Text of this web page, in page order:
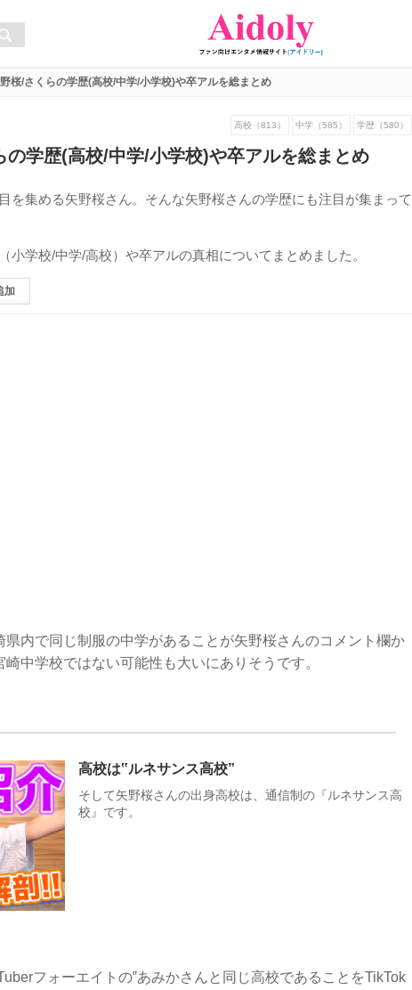
桜/さくらの学歴(高校/中学/小学校)や卒アルを総まとめ
高校（813） 中学（585） 学歴（580）
の学歴(高校/中学/小学校)や卒アルを総まとめ
を集める矢野桜さん。そんな矢野桜さんの学歴にも注目が集まって
小学校/中学/高校）や卒アルの真相についてまとめました。
加
内で同じ制服の中学があることが矢野桜さんのコメント欄か
中学校ではない可能性も大いにありそうです。
高校は‟ルネサンス高校”
そして矢野桜さんの出身高校は、通信制の『ルネサンス高
校』です。
フォーエイトの‟あみかさんと同じ高校であることをTikTok